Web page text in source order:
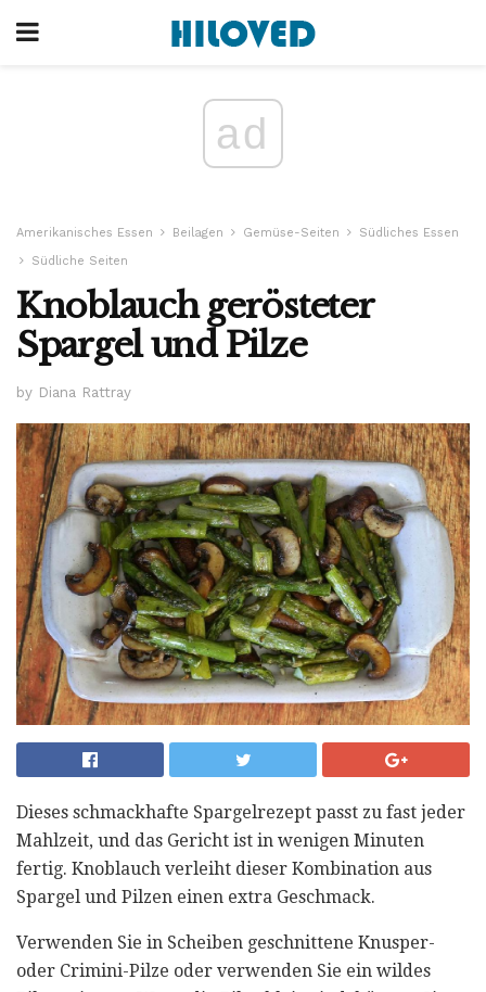
ad
Amerikanisches Essen Beilagen Gemüse-Seiten
Südliches Essen
Südliche Seiten
Knoblauch gerösteter
Spargel und Pilze
by Diana Rattray
Dieses schmackhafte Spargelrezept passt zu fast jeder
Mahlzeit, und das Gericht ist in wenigen Minuten
fertig. Knoblauch verleiht dieser Kombination aus
Spargel und Pilzen einen extra Geschmack.
Verwenden Sie in Scheiben geschnittene Knusper-
oder Crimini-Pilze oder verwenden Sie ein wildes